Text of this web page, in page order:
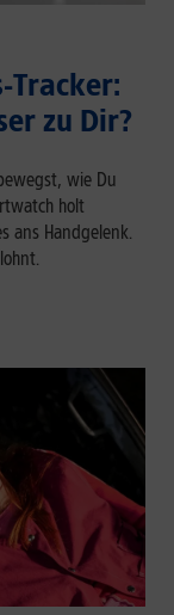
Tracker:
zu Dir?
wie Du
holt
ans Handgelenk.